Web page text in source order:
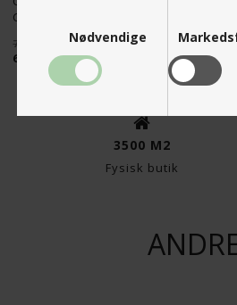
Nødvendige
CANE-LINE WEAVE
7.499,00
6.374,15 DKK
3500 M2
Fysisk butik